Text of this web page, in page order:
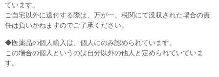
ています。
ご自宅以外に送付する際は、万が一、税関にて没収された場合の責
任は負いかねますのでご了承ください。
◆医薬品の個人輸入は、個人にのみ認められています。
この場合の個人というのは自分以外の他人と定められていていま
す。